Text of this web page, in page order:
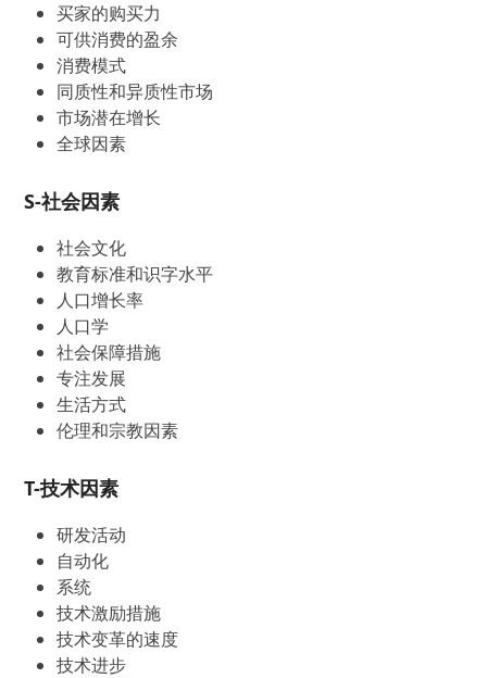
买家的购买力
可供消费的盈余
消费模式
同质性和异质性市场
市场潜在增长
全球因素
S-社会因素
社会文化
教育标准和识字水平
人口增长率
人口学
社会保障措施
专注发展
生活方式
伦理和宗教因素
T-技术因素
研发活动
自动化
系统
技术激励措施
技术变革的速度
技术进步